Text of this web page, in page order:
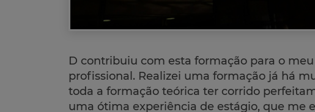
D contribuiu com esta formação para o
profissional. Realizei uma formação já há
toda a formação teórica ter corrido
uma ótima experiência de estágio, que me